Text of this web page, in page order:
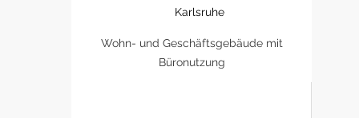
Karlsruhe
Wohn- und Geschäftsgebäude mit
Büronutzung